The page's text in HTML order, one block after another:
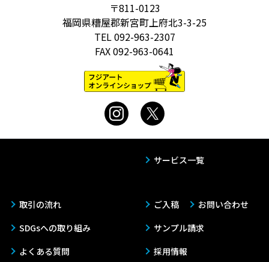
〒811-0123
福岡県糟屋郡新宮町上府北3-3-25
TEL092-963-2307
FAX092-963-0641
サービス一覧
取引の流れ
SDGsへの取り組み
よくある質問
ご入稿
お問い合わせ
サンプル請求
採用情報